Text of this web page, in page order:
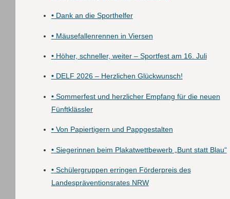
•Dank an die Sporthelfer
•Mäusefallenrennen in Viersen
•Höher, schneller, weiter – Sportfest am 16. Juli
•DELF 2026 – Herzlichen Glückwunsch!
•Sommerfest und herzlicher Empfang für die neuen
Fünftklässler
•Von Papiertigern und Pappgestalten
•Siegerinnen beim Plakatwettbewerb „Bunt statt Blau“
•Schülergruppen erringen Förderpreis des
Landespräventionsrates NRW